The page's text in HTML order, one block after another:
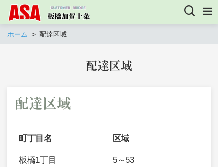
ホーム 配達区域
配達区域
配達区域
町丁目名 区域
板橋1丁目 5～53